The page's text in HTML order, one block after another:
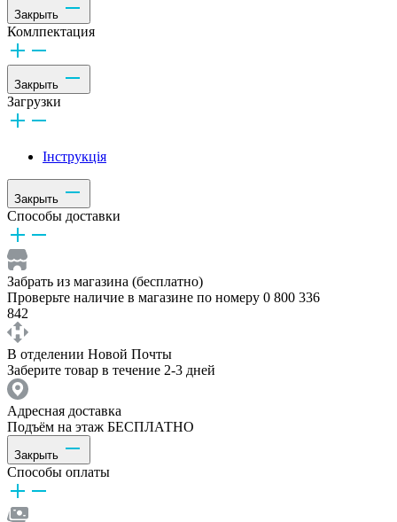
Закрыть
Комлпектация
Закрыть
Загрузки
Інструкція
Закрыть
Способы доставки
Забрать из магазина (бесплатно)
Проверьте наличие в магазине по номеру 0 800 336
842
В отделении Новой Почты
Заберите товар в течение 2-3 дней
Адресная доставка
Подъём на этаж БЕСПЛАТНО
Закрыть
Способы оплаты